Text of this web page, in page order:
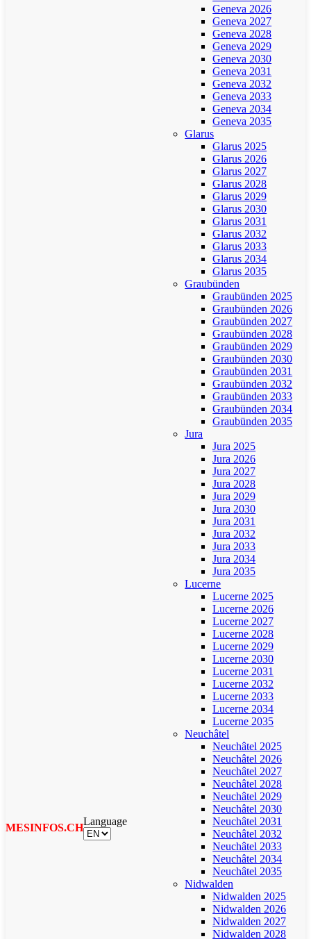
MESINFOS.CH
Language
Geneva 2026
Geneva 2027
Geneva 2028
Geneva 2029
Geneva 2030
Geneva 2031
Geneva 2032
Geneva 2033
Geneva 2034
Geneva 2035
Glarus
Glarus 2025
Glarus 2026
Glarus 2027
Glarus 2028
Glarus 2029
Glarus 2030
Glarus 2031
Glarus 2032
Glarus 2033
Glarus 2034
Glarus 2035
Graubünden
Graubünden 2025
Graubünden 2026
Graubünden 2027
Graubünden 2028
Graubünden 2029
Graubünden 2030
Graubünden 2031
Graubünden 2032
Graubünden 2033
Graubünden 2034
Graubünden 2035
Jura
Jura 2025
Jura 2026
Jura 2027
Jura 2028
Jura 2029
Jura 2030
Jura 2031
Jura 2032
Jura 2033
Jura 2034
Jura 2035
Lucerne
Lucerne 2025
Lucerne 2026
Lucerne 2027
Lucerne 2028
Lucerne 2029
Lucerne 2030
Lucerne 2031
Lucerne 2032
Lucerne 2033
Lucerne 2034
Lucerne 2035
Neuchâtel
Neuchâtel 2025
Neuchâtel 2026
Neuchâtel 2027
Neuchâtel 2028
Neuchâtel 2029
Neuchâtel 2030
Neuchâtel 2031
Neuchâtel 2032
Neuchâtel 2033
Neuchâtel 2034
Neuchâtel 2035
Nidwalden
Nidwalden 2025
Nidwalden 2026
Nidwalden 2027
Nidwalden 2028